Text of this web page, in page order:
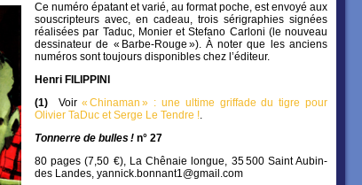
Ce numéro épatant et varié, au format poche, est envoyé aux
souscripteurs avec, en cadeau, trois sérigraphies signées
réalisées par Taduc, Monier et Stefano Carloni (le nouveau
dessinateur de « Barbe-Rouge »). À noter que les anciens
numéros sont toujours disponibles chez l’éditeur.
Henri FILIPPINI
(1) Voir« Chinaman » : une ultime griffade du tigre pour
Olivier TaDuc et Serge Le Tendre !.
Tonnerre de bulles ! n° 27
80 pages (7,50 €), La Chênaie longue, 35 500 Saint Aubin-
des Landes, yannick.bonnant1@gmail.com